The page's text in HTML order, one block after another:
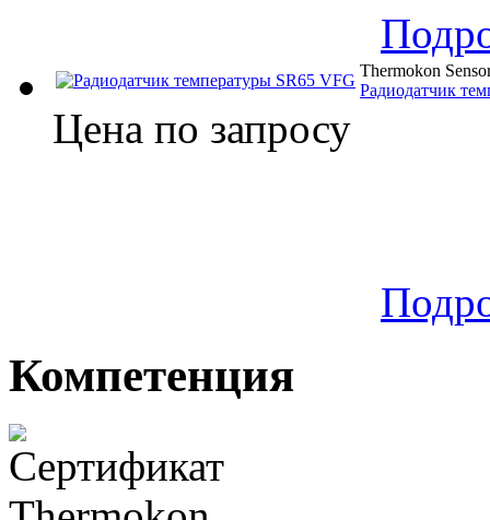
Thermokon
Радиодатчик
Цена по запросу
Компетенция